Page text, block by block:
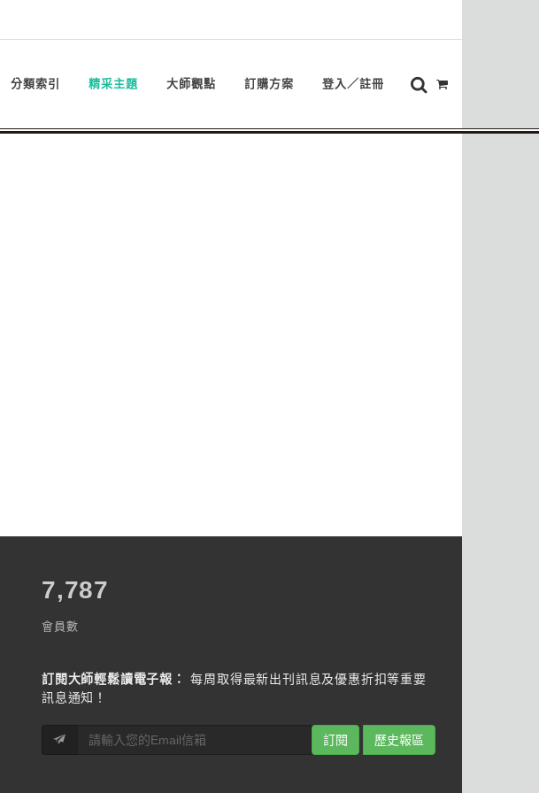
分類索引 精采主題 大師觀點 訂購方案 登入／註冊
7,787
會員數
訂閱大師輕鬆讀電子報：
每周取得最新出刊訊息及優惠折扣等重要
訊息通知！
訂閱 歷史報區